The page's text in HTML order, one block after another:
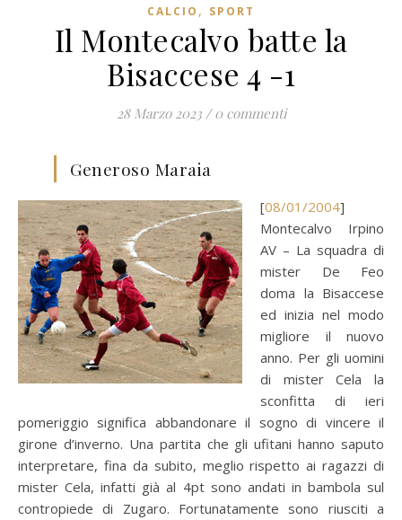
CALCIO , SPORT
Il Montecalvo batte la
Bisaccese 4 -1
28 Marzo 2023 / 0 commenti
Generoso Maraia
[ 08/01/2004]
Montecalvo Irpino
AV – La squadra di
mister De Feo
doma la Bisaccese
ed inizia nel modo
migliore il nuovo
anno. Per gli uomini
di mister Cela la
sconfitta di ieri
pomeriggio significa abbandonare il sogno di vincere il
girone d’inverno. Una partita che gli ufitani hanno saputo
interpretare, fina da subito, meglio rispetto ai ragazzi di
mister Cela, infatti già al 4pt sono andati in bambola sul
contropiede di Zugaro. Fortunatamente sono riusciti a